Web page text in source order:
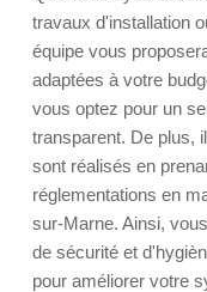
travaux d'installation
équipe vous
adaptées à votre
vous optez pour un
transparent. De plus,
sont réalisés en
réglementations en
sur-Marne. Ainsi,
de sécurité et
pour améliorer votre